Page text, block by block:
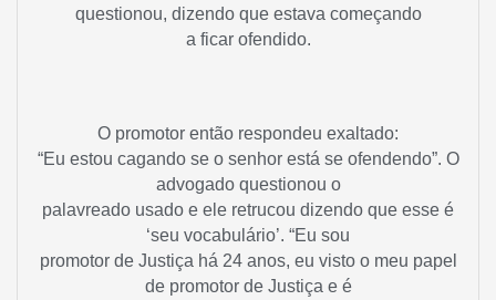
questionou, dizendo que estava começando
a ficar ofendido.
O promotor então respondeu exaltado:
“Eu estou cagando se o senhor está se ofendendo”. O
advogado questionou o
palavreado usado e ele retrucou dizendo que esse é
‘seu vocabulário’. “Eu sou
promotor de Justiça há 24 anos, eu visto o meu papel
de promotor de Justiça e é